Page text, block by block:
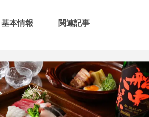
基本情報 関連記事